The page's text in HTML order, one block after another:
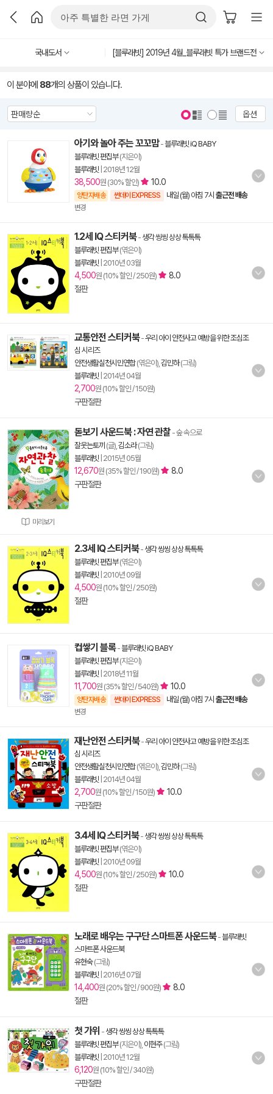
국내도서 [블루래빗] 2019년 4월_블루래빗 특가 브랜드전
이 분야에 88개의 상품이 있습니다.
옵션
아기와 놀아 주는 꼬꼬맘-블루래빗 iQ BABY
블루래빗 편집부(지은이)
블루래빗 2018년 12월
38,500원 (30% 할인) 10.0
양탄자배송 썬데이 EXPRESS 내일 (월) 아침 7시 출근전 배송
변경
1.2세 IQ 스티커북- 생각 씽씽 상상 톡톡톡
블루래빗 편집부(엮은이)
블루래빗 2010년 03월
4,500원 (10% 할인 / 250원)
8.0
절판
교통안전 스티커북-우리 아이 안전사고 예방을 위한 조심조
심 시리즈
안전생활실천시민연합(엮은이), 김민하(그림)
블루래빗 2014년 04월
2,700원 (10% 할인 / 150원)
구판절판
미리보기
돋보기 사운드북 : 자연 관찰 - 숲 속으로
잘웃는토끼 (글), 김소라(그림)
블루래빗 2015년 05월
12,670원 (35% 할인 / 190원)
8.0
구판절판
2.3세 IQ 스티커북- 생각 씽씽 상상 톡톡톡
블루래빗 편집부(엮은이)
블루래빗 2010년 09월
4,500원 (10% 할인 / 250원)
절판
컵쌓기 블록-블루래빗 iQ BABY
블루래빗 편집부(지은이)
블루래빗 2018년 11월
11,700원 (35% 할인 / 540원) 10.0
양탄자배송 썬데이 EXPRESS 내일 (월) 아침 7시 출근전 배송
변경
재난안전 스티커북-우리 아이 안전사고 예방을 위한 조심조
심 시리즈
안전생활실천시민연합(엮은이), 김민하(그림)
블루래빗 2014년 04월
2,700원 (10% 할인 / 150원)
10.0
구판절판
3.4세 IQ 스티커북- 생각 씽씽 상상 톡톡톡
블루래빗 편집부(엮은이)
블루래빗 2010년 09월
4,500원 (10% 할인 / 250원)
10.0
절판
노래로 배우는 구구단 스마트폰 사운드북-블루래빗
스마트폰 사운드북
유현숙(그림)
블루래빗 2016년 07월
14,400원 (20% 할인 / 900원)
8.0
절판
첫 가위 - 생각 씽씽 상상 톡톡톡
블루래빗 편집부(지은이), 이현주(그림)
블루래빗 2010년 12월
6,120원 (10% 할인 / 340원)
구판절판